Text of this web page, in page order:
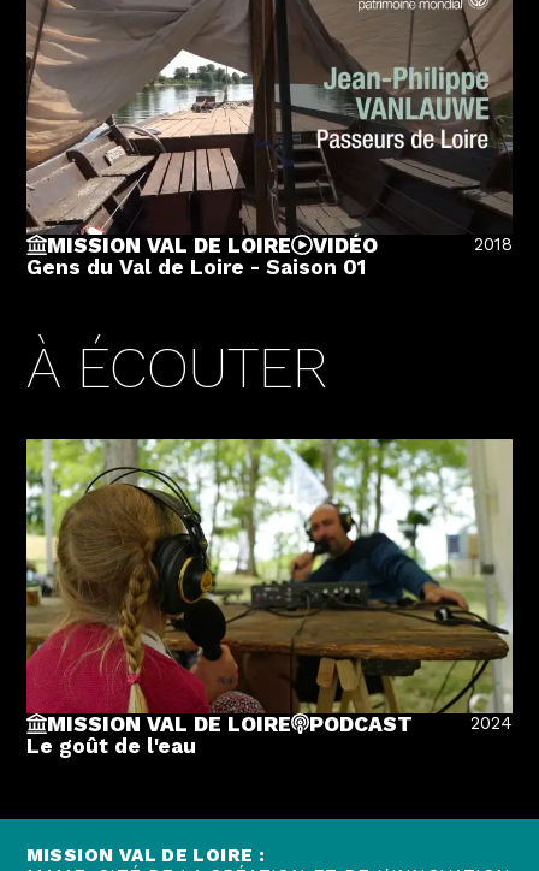
MISSION VAL DE LOIRE VIDÉO 2018
Gens du Val de Loire - Saison 01
À ÉCOUTER
MISSION VAL DE LOIRE PODCAST 2024
Le goût de l'eau
MISSION VAL DE LOIRE :